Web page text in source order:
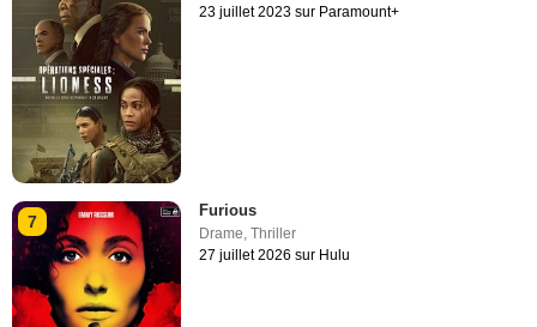
23 juillet 2023 sur Paramount+
7
Furious
Drame,Thriller
27 juillet 2026 sur Hulu